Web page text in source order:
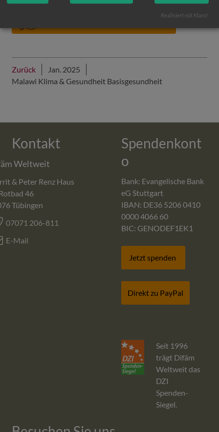
Zurück
Jan. 2025
Malawi Klima & Gesundheit Basisgesundheit
Kontakt
Weltweit
& Peter Renz Haus
46
Tübingen
07071 206-811
E-Mail
Spendenkont
o
Bank: Evangelische Bank
eG Stuttgart
IBAN: DE36 5206 0410
0000 4066 60
BIC: GENODEF1EK1
Jetzt spenden
Direkt zu PayPal
Seit 1996
trägt Difäm
Weltweit das
DZI
Spenden-
Siegel.
Realisiert mit Klaro!